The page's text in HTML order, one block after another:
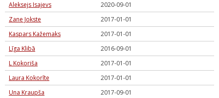
Aleksejs Isajevs
2020-09-01
Zane Jokste
2017-01-01
Kaspars Kažemaks
2017-01-01
Līga Klibā
2016-09-01
L Kokoriša
2017-01-01
Laura Kokorīte
2017-01-01
Una Kraupša
2017-09-01